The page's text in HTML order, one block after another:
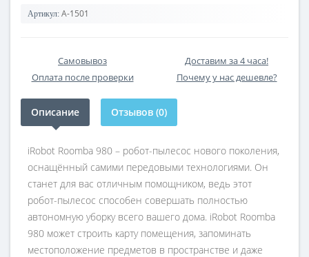
Артикул: A-1501
Самовывоз
Доставим за 4 часа!
Оплата после проверки
Почему у нас дешевле?
Описание Отзывов (0)
iRobot Roomba 980 – робот-пылесос нового поколения,
оснащённый самими передовыми технологиями. Он
станет для вас отличным помощником, ведь этот
робот-пылесос способен совершать полностью
автономную уборку всего вашего дома. iRobot Roomba
980 может строить карту помещения, запоминать
местоположение предметов в пространстве и даже